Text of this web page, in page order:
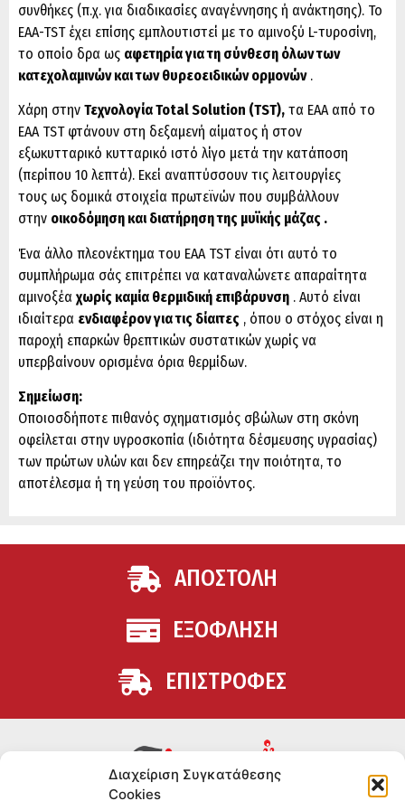
Διαχείριση Συγκατάθεσης
Cookies
συνθήκες (π.χ. για διαδικασίες αναγέννησης ή ανάκτησης). Το
EAA-TST έχει επίσης εμπλουτιστεί με το αμινοξύ L-τυροσίνη,
το οποίο δρα ως αφετηρία για τη σύνθεση όλων των
κατεχολαμινών και των θυρεοειδικών ορμονών.
Χάρη στην Τεχνολογία Total Solution (TST), τα EAA από το
EAA TST φτάνουν στη δεξαμενή αίματος ή στον
εξωκυτταρικό κυτταρικό ιστό λίγο μετά την κατάποση
(περίπου 10 λεπτά). Εκεί αναπτύσσουν τις λειτουργίες
τους ως δομικά στοιχεία πρωτεϊνών που συμβάλλουν
στην οικοδόμηση και διατήρηση της μυϊκής μάζας .
Ένα άλλο πλεονέκτημα του EAA TST είναι ότι αυτό το
συμπλήρωμα σάς επιτρέπει να καταναλώνετε απαραίτητα
αμινοξέα χωρίς καμία θερμιδική επιβάρυνση . Αυτό είναι
ιδιαίτερα ενδιαφέρον για τις δίαιτες , όπου ο στόχος είναι η
παροχή επαρκών θρεπτικών συστατικών χωρίς να
υπερβαίνουν ορισμένα όρια θερμίδων.
Σημείωση:
Οποιοσδήποτε πιθανός σχηματισμός σβώλων στη σκόνη
οφείλεται στην υγροσκοπία (ιδιότητα δέσμευσης υγρασίας)
των πρώτων υλών και δεν επηρεάζει την ποιότητα, το
αποτέλεσμα ή τη γεύση του προϊόντος.
ΑΠΟΣΤΟΛΗ
ΕΞΟΦΛΗΣΗ
ΕΠΙΣΤΡΟΦΕΣ